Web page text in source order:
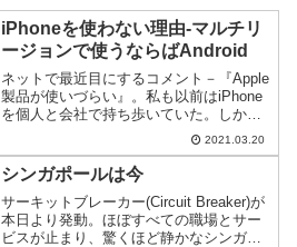
iPhoneを使わない理由-マルチリ
ージョンで使うならばAndroid
ネットで最近目にするコメント－『Apple
製品が使いづらい』。私も以前はiPhone
を個人と会社で持ち歩いていた。しか
し、ここ2～3年はHuawei一体だけにして
2021.03.20
シンガポールは今
サーキットブレーカー(Circuit Breaker)が
本日より発動。ほぼすべての職場とサー
ビスが止まり、驚くほど静かなシンガポ